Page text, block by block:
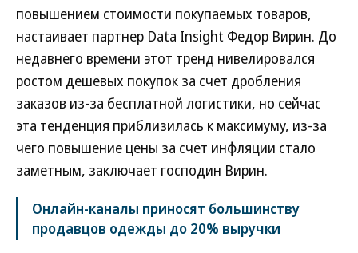
повышением стоимости покупаемых товаров,
настаивает партнер Data Insight Федор Вирин. До
недавнего времени этот тренд нивелировался
ростом дешевых покупок за счет дробления
заказов из-за бесплатной логистики, но сейчас
эта тенденция приблизилась к максимуму, из-за
чего повышение цены за счет инфляции стало
заметным, заключает господин Вирин.
Онлайн-каналы приносят большинству
продавцов одежды до 20% выручки